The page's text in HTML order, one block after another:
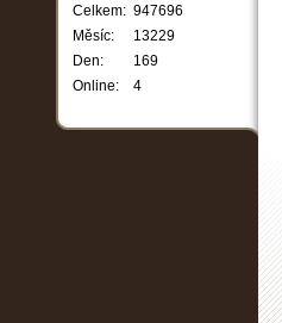
Online: 4
Celkem: 947696
Měsíc:
13229
Den:
169